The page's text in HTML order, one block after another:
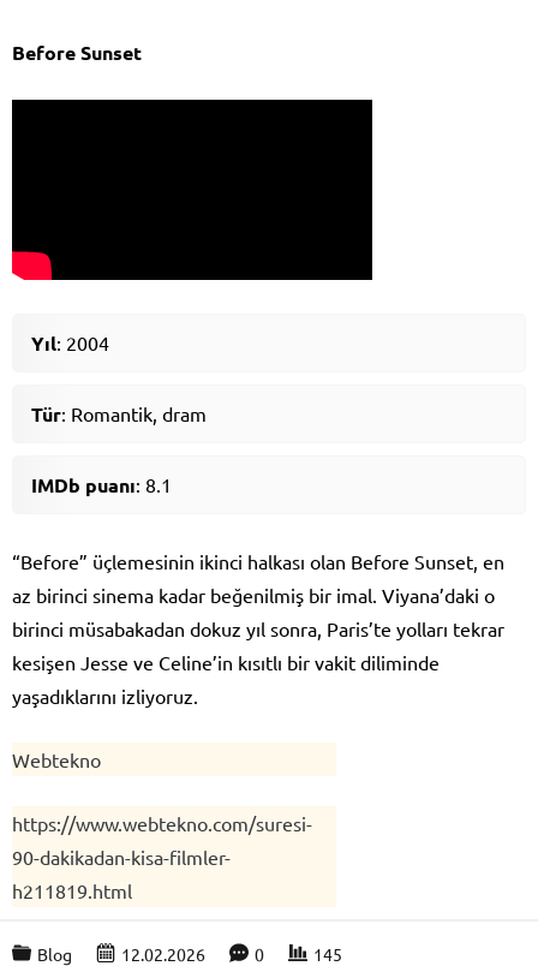
Before Sunset
Yıl: 2004
Tür: Romantik, dram
IMDb puanı: 8.1
“Before” üçlemesinin ikinci halkası olan Before Sunset, en
az birinci sinema kadar beğenilmiş bir imal. Viyana’daki o
birinci müsabakadan dokuz yıl sonra, Paris’te yolları tekrar
kesişen Jesse ve Celine’in kısıtlı bir vakit diliminde
yaşadıklarını izliyoruz.
Webtekno
https://www.webtekno.com/suresi-
90-dakikadan-kisa-filmler-
h211819.html
Blog 12.02.2026 0 145